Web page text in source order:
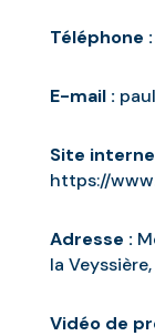
Téléphone :
E-mail :
Site
https://
Adresse :
la
Vidéo de